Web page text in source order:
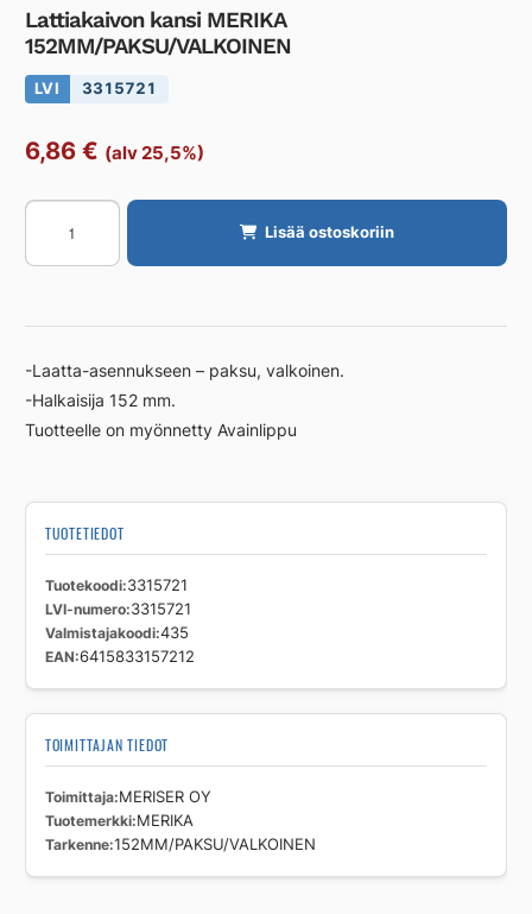
Lattiakaivon kansi MERIKA
152MM/PAKSU/VALKOINEN
LVI 3315721
6,86 € (alv 25,5%)
Lattiakaivon
MERIKA
määrä
Lisää ostoskoriin
-Laatta-asennukseen – paksu, valkoinen.
-Halkaisija 152 mm.
Tuotteelle on myönnetty Avainlippu
TUOTETIEDOT
Tuotekoodi 3315721
LVI-numero 3315721
Valmistajakoodi 435
EAN 6415833157212
TOIMITTAJAN TIEDOT
Toimittaja MERISER OY
Tuotemerkki MERIKA
Tarkenne 152MM/PAKSU/VALKOINEN